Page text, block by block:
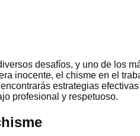
desafíos, y uno de los
inocente, el chisme en el
estrategias
profesional y respetuoso.